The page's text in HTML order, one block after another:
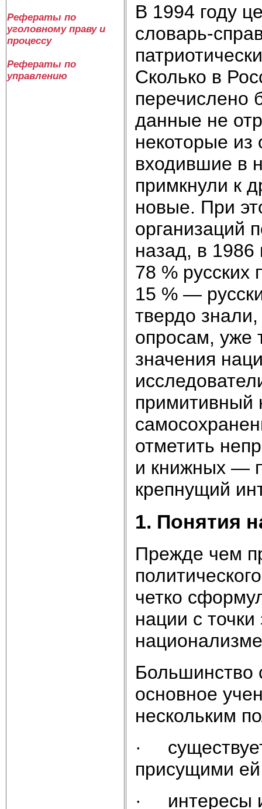
Рефераты по
уголовному праву и
процессу
Рефераты по
управлению
В 1994 году
словарь-
Сколько в
перечислено
данные не
некоторые из
входившие в
примкнули к
новые. При
организаций
назад, в 1986
78 % русских
15 % —
твердо
опросам, уже
значения
примитивный
отметить
и книжных —
крепнущий
1. Понятия
Прежде чем
четко
нации с
Большинство
основное
нескольким
·
присущими
· интересы